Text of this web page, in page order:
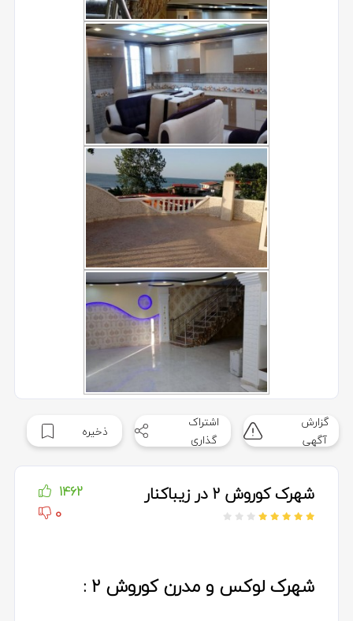
گزارش
آگهی
اشتراک
گذاری
ذخیره
شهرک کوروش 2 در زیباکنار
1462
0
شهرک لوکس و مدرن کوروش ٢ :